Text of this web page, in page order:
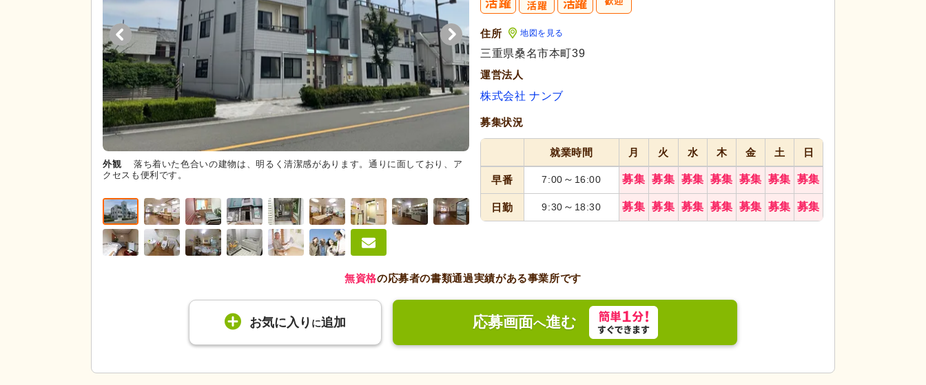
外観
落ち着いた色合いの建物は、明るく清潔感があります。通りに面しており、ア
クセスも便利です。
共有スペース
広々として清潔感のある共有スペースです。壁に飾られた手作りの飾
りや掲示物が温かい雰囲気を演出しています。
住所 地図を見る
三重県桑名市本町39
運営法人
株式会社 ナンブ
募集状況
就業時間 月 火 水 木 金 土 日
早番 7:00 ～ 16:00 募集 募集 募集 募集 募集 募集 募集
日勤 9:30 ～ 18:30 募集 募集 募集 募集 募集 募集 募集
無資格の応募者の書類通過実績がある事業所です
お気に入り に追加 応募画面へ進む